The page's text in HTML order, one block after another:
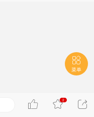

菜单

2
